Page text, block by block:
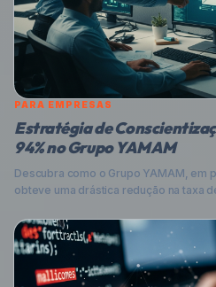
PARA EMPRESAS
Estratégia de
94% no Grupo YAMAM
Descubra como o Grupo YAMAM, em
obteve uma drástica redução na taxa
conscientização contínua, o cenário
oferece dicas práticas para proteger
digitais mais sofisticadas, incluindo